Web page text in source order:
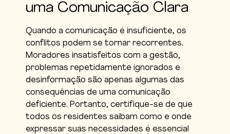
uma Comunicação Clara
Quando a comunicação é insuficiente, os
conflitos podem se tornar recorrentes.
Moradores insatisfeitos com a gestão,
problemas repetidamente ignorados e
desinformação são apenas algumas das
consequências de uma comunicação
deficiente. Portanto, certifique-se de que
todos os residentes saibam como e onde
expressar suas necessidades é essencial